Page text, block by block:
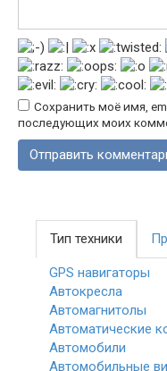
Сохранить моё имя,
последующих моих
Тип техники
GPS навигаторы
Автокресла
Автомагнитолы
Автоматические
Автомобили
Автомобильные